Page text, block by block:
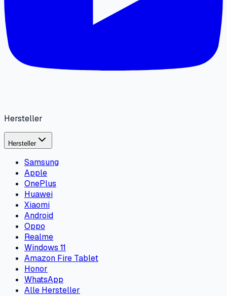
Hersteller
Hersteller
Samsung
Apple
OnePlus
Huawei
Xiaomi
Android
Oppo
Realme
Windows 11
Amazon Fire Tablet
Honor
WhatsApp
Alle Hersteller